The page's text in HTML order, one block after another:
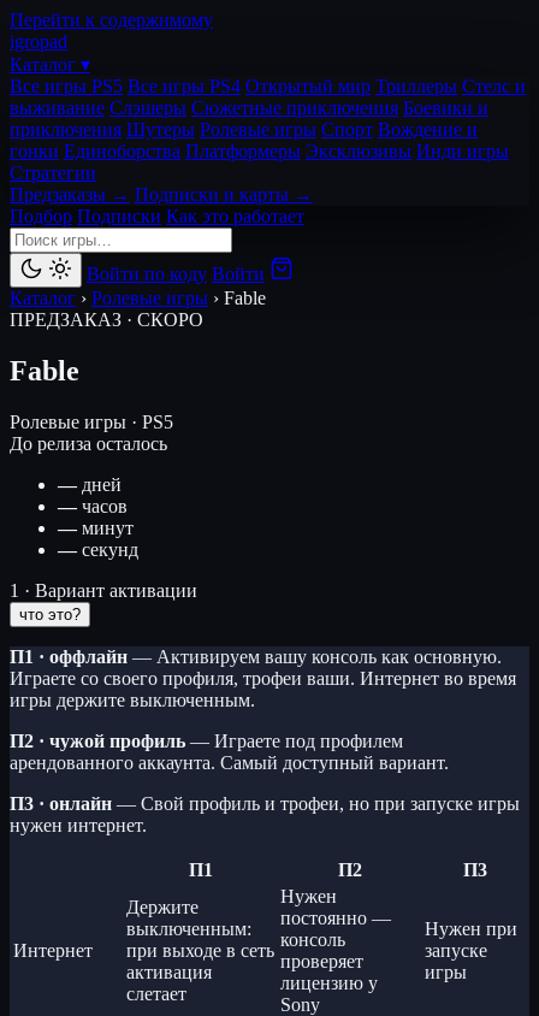
Перейти к содержимому
igropad
Каталог ▾
Все игры PS5 Все игры PS4 Открытый мир Триллеры Стелс и
выживание Слэшеры Сюжетные приключения Боевики и
приключения Шутеры Ролевые игры Спорт Вождение и
гонки Единоборства Платформеры Эксклюзивы Инди игры
Стратегии
Предзаказы → Подписки и карты →
Подбор Подписки Как это работает
Войти по коду Войти
Каталог › Ролевые игры › Fable
ПРЕДЗАКАЗ · СКОРО
Fable
Ролевые игры · PS5
До релиза осталось
— дней
— часов
— минут
— секунд
1 · Вариант активации
что это?
П1 · оффлайн — Активируем вашу консоль как основную.
Играете со своего профиля, трофеи ваши. Интернет во время
игры держите выключенным.
П2 · чужой профиль — Играете под профилем
арендованного аккаунта. Самый доступный вариант.
П3 · онлайн — Свой профиль и трофеи, но при запуске игры
нужен интернет.
П1 П2 П3
Интернет
Держите
выключенным:
при выходе в сеть
активация
слетает
Нужен
постоянно —
консоль
проверяет
лицензию у
Sony
Нужен при
запуске
игры